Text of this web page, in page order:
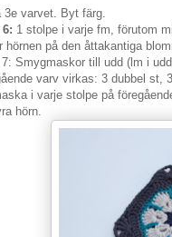
3e varvet. Byt färg.
1 stolpe i varje fm, förutom
hörnen på den åttakantiga
Smygmaskor till udd (lm i
varv virkas: 3 dubbel st,
i varje stolpe på
hörn.